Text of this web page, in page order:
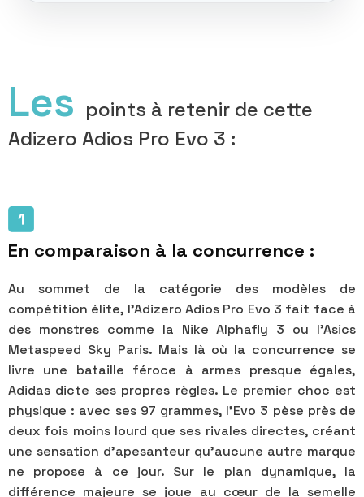
Les points à retenir de cette
Adizero Adios Pro Evo 3 :
En comparaison à la concurrence :
Au sommet de la catégorie des modèles de
compétition élite, l'Adizero Adios Pro Evo 3 fait face à
des monstres comme la Nike Alphafly 3 ou l'Asics
Metaspeed Sky Paris. Mais là où la concurrence se
livre une bataille féroce à armes presque égales,
Adidas dicte ses propres règles. Le premier choc est
physique : avec ses 97 grammes, l'Evo 3 pèse près de
deux fois moins lourd que ses rivales directes, créant
une sensation d'apesanteur qu'aucune autre marque
ne propose à ce jour. Sur le plan dynamique, la
différence majeure se joue au cœur de la semelle